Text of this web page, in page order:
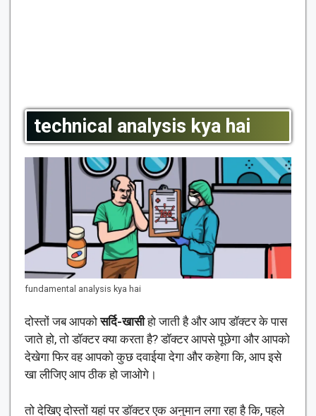
technical analysis kya hai
fundamental analysis kya hai
दोस्तों जब आपकोसर्दि-खासीहो जाती है और आप डॉक्टर के पास
जाते हो, तो डॉक्टर क्या करता है? डॉक्टर आपसे पूछेगा और आपको
देखेगा फिर वह आपको कुछ दवाईया देगा और कहेगा कि, आप इसे
खा लीजिए आप ठीक हो जाओगे।
तो देखिए दोस्तों यहां पर डॉक्टर एक अनुमान लगा रहा है कि, पहले